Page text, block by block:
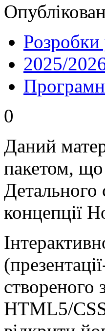
Розробки
2025/
0
Даний
пакетом, що
Детального
концепції
створеного
HTML5/